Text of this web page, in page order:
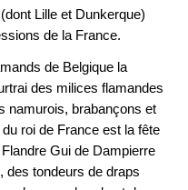
Lille et Dunkerque)
de la France.
de Belgique la
des milices flamandes
namurois, brabançons et
roi de France est la fête
Gui de Dampierre
des tondeurs de draps